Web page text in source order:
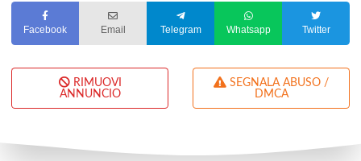
Facebook Email Telegram Whatsapp Twitter
RIMUOVI
ANNUNCIO
DMCA